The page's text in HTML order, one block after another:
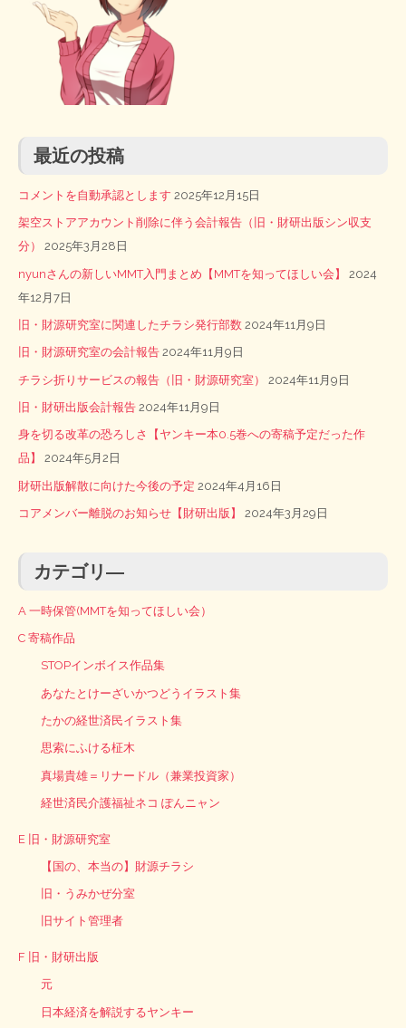
最近の投稿
コメントを自動承認とします 2025年12月15日
架空ストアアカウント削除に伴う会計報告（旧・財研出版シン収支
分）
2025年3月28日
nyunさんの新しいMMT入門まとめ【MMTを知ってほしい会】
2024
年12月7日
旧・財源研究室に関連したチラシ発行部数 2024年11月9日
旧・財源研究室の会計報告 2024年11月9日
チラシ折りサービスの報告（旧・財源研究室） 2024年11月9日
旧・財研出版会計報告 2024年11月9日
身を切る改革の恐ろしさ【ヤンキー本0.5巻への寄稿予定だった作
品】
2024年5月2日
財研出版解散に向けた今後の予定 2024年4月16日
コアメンバー離脱のお知らせ【財研出版】 2024年3月29日
カテゴリ―
A 一時保管(MMTを知ってほしい会）
C 寄稿作品
STOPインボイス作品集
あなたとけーざいかつどうイラスト集
たかの経世済民イラスト集
思索にふける柾木
真場貴雄＝リナードル（兼業投資家）
経世済民介護福祉ネコ ぽんニャン
E 旧・財源研究室
【国の、本当の】財源チラシ
旧・うみかぜ分室
旧サイト管理者
F 旧・財研出版
元
日本経済を解説するヤンキー